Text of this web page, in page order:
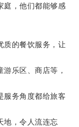
，他们都能够感
的餐饮服务，让
乐区、商店等，
务角度都给旅客
，令人流连忘